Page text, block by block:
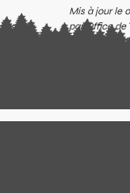
Mis à jour le
par Office de
(Identifiant